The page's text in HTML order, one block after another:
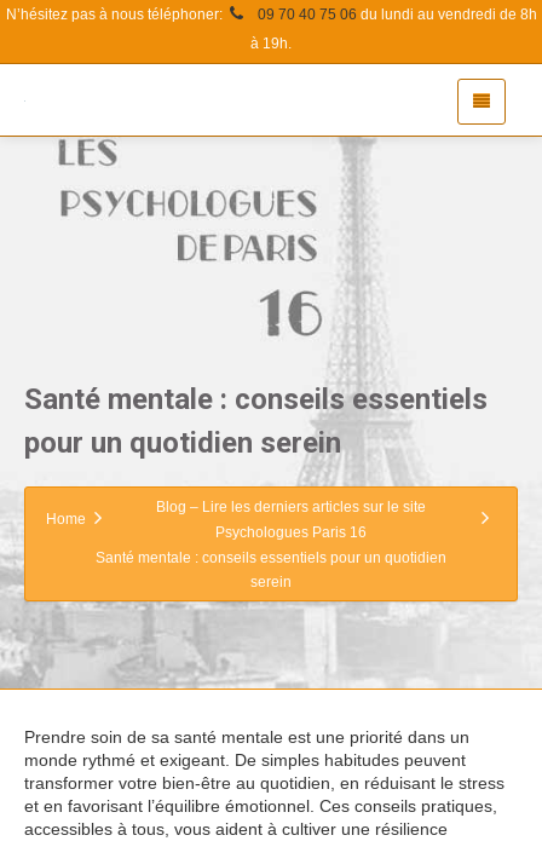
N’hésitez pas à nous téléphoner: 09 70 40 75 06 du lundi au vendredi de 8h
à 19h.
Santé mentale : conseils essentiels
pour un quotidien serein
Home
Blog – Lire les derniers articles sur le site
Psychologues Paris 16
Santé mentale : conseils essentiels pour un quotidien
serein
Prendre soin de sa santé mentale est une priorité dans un
monde rythmé et exigeant. De simples habitudes peuvent
transformer votre bien-être au quotidien, en réduisant le stress
et en favorisant l’équilibre émotionnel. Ces conseils pratiques,
accessibles à tous, vous aident à cultiver une résilience